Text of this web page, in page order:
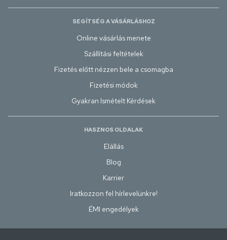
SEGÍTSÉG A VÁSÁRLÁSHOZ
Online vásárlás menete
Szállítási feltételek
Fizetés előtt nézzen bele a csomagba
Fizetési módok
Gyakran Ismételt Kérdések
HASZNOS OLDALAK
Elállás
Blog
Karrier
Iratkozzon fel hírlevelünkre!
ÉMI engedélyek